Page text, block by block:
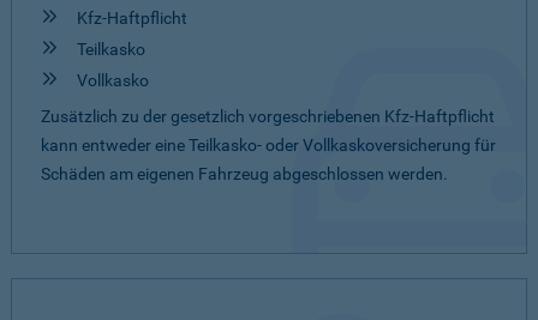
Kfz-Haftpflicht
Teilkasko
Vollkasko
Zusätzlich zu der gesetzlich vorgeschriebenen Kfz-Haftpflicht
kann entweder eine Teilkasko- oder Vollkaskoversicherung für
Schäden am eigenen Fahrzeug abgeschlossen werden.